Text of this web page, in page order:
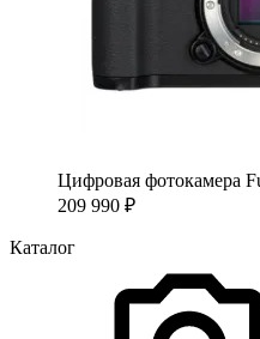
Цифровая фотокамера
209 990 ₽
Каталог